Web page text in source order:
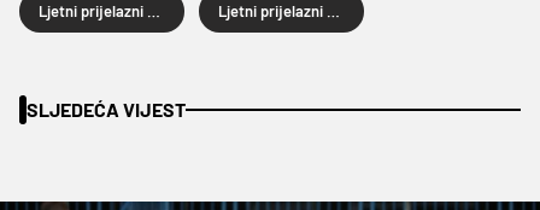
SLJEDEĆA VIJEST